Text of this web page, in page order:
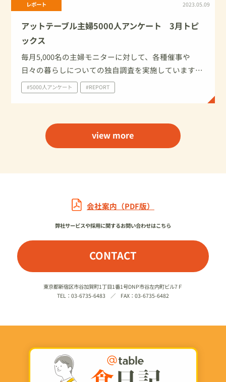
レポート 2023.05.09
アットテーブル主婦5000人アンケート 3月トピ
ックス
毎月5,000名の主婦モニターに対して、各種催事や
日々の暮らしについての独自調査を実施しています。
今回は、2023年3月に家庭で実施したイベント・行事
について、及びホワイトデーについての調査結果を一
#5000人アンケート #REPORT
view more
会社案内（PDF版）
弊社サービスや採用に関するお問い合わせはこちら
CONTACT
東京都新宿区市谷加賀町1丁目1番1号DNP市谷左内町ビル7Ｆ
TEL：03-6735-6483 ／ FAX：03-6735-6482